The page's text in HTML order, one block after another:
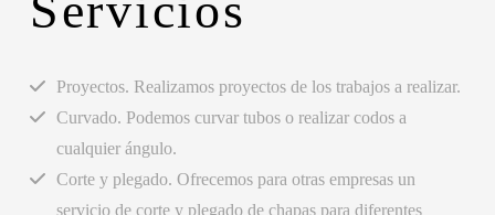
Proyectos. Realizamos proyectos de los trabajos a realizar.
Curvado. Podemos curvar tubos o realizar codos a
cualquier ángulo.
Corte y plegado. Ofrecemos para otras empresas un
servicio de corte y plegado de chapas para diferentes